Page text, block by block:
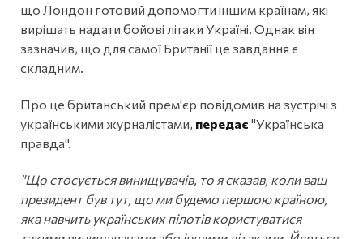
що Лондон готовий допомогти іншим країнам, які
вирішать надати бойові літаки Україні. Однак він
зазначив, що для самої Британії це завдання є
складним.
Про це британський прем'єр повідомив на зустрічі з
українськими журналістами, передає "Українська
правда".
"Що стосується винищувачів, то я сказав, коли ваш
президент був тут, що ми будемо першою країною,
яка навчить українських пілотів користуватися